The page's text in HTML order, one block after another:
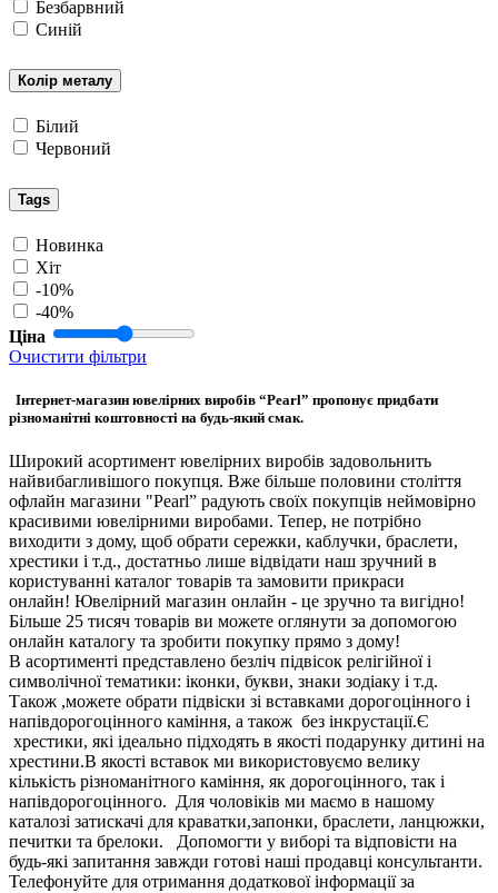
Безбарвний
Синій
Колір металу
Білий
Червоний
Tags
Новинка
Хіт
-10%
-40%
Ціна
Очистити фільтри
Інтернет-магазин ювелірних виробів “Pearl” пропонує придбати
різноманітні коштовності на будь-який смак.
Широкий асортимент ювелірних виробів задовольнить
найвибагливішого покупця. Вже більше половини століття
офлайн магазини "Pearl” радують своїх покупців неймовірно
красивими ювелірними виробами. Тепер, не потрібно
виходити з дому, щоб обрати сережки, каблучки, браслети,
хрестики і т.д., достатньо лише відвідати наш зручний в
користуванні каталог товарів та замовити прикраси
онлайн! Ювелірний магазин онлайн - це зручно та вигідно!
Більше 25 тисяч товарів ви можете оглянути за допомогою
онлайн каталогу та зробити покупку прямо з дому!
В асортименті представлено безліч підвісок релігійної і
символічної тематики: іконки, букви, знаки зодіаку і т.д.
Також ,можете обрати підвіски зі вставками дорогоцінного і
напівдорогоцінного каміння, а також без інкрустації.Є
хрестики, які ідеально підходять в якості подарунку дитині на
хрестини.В якості вставок ми використовуємо велику
кількість різноманітного каміння, як дорогоцінного, так і
напівдорогоцінного. Для чоловіків ми маємо в нашому
каталозі затискачі для краватки,запонки, браслети, ланцюжки,
печитки та брелоки. Допомогти у виборі та відповісти на
будь-які запитання завжди готові наші продавці консультанти.
Телефонуйте для отримання додаткової інформації за